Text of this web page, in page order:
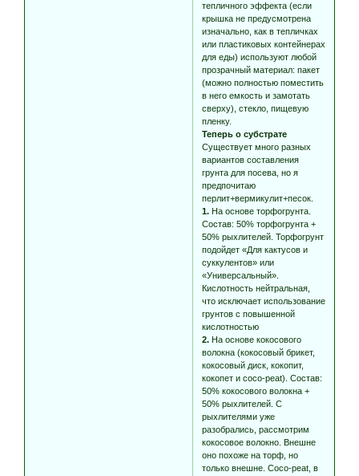
тепличного эффекта (если
крышка не предусмотрена
изначально, как в тепличках
или пластиковых контейнерах
для еды) используют любой
прозрачный материал: пакет
(можно полностью поместить
в него емкость и замотать
сверху), стекло, пищевую
пленку.
Теперь о субстрате
Существует много разных
вариантов составления
грунта для посева, но я
предпочитаю
перлит+вермикулит+песок.
1. На основе торфогрунта.
Состав: 50% торфогрунта +
50% рыхлителей. Торфогрунт
подойдет «Для кактусов и
суккулентов» или
«Универсальный».
Кислотность нейтральная,
что исключает использование
грунтов с повышенной
кислотностью
2. На основе кокосового
волокна (кокосовый брикет,
кокосовый диск, кокопит,
кокопет и coco-peat). Состав:
50% кокосового волокна +
50% рыхлителей. С
рыхлителями уже
разобрались, рассмотрим
кокосовое волокно. Внешне
оно похоже на торф, но
только внешне. Сoco-peat, в